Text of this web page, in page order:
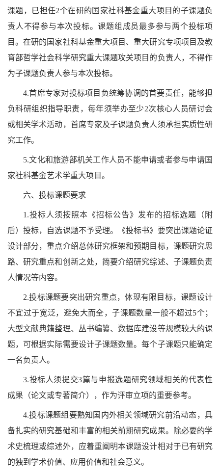
课题，已担任2个在研的国家社科基金重大项目的子课题负
责人不得参与本次投标。课题组成员最多参与两个投标项
目。在研的国家社科基金重大项目、重大研究专项项目及教
育部哲学社会科学研究重大课题攻关项目的负责人，不得作
为子课题负责人参与本次投标。
4.首席专家对投标项目负统筹协调的首要责任，能够担
负科研组织指导职责，每年须举办至少2次核心人员研讨会
或相关学术活动，首席专家及子课题负责人须承担实质性研
究工作。
5.文化和旅游部机关工作人员不能申请或者参与申请国
家社科基金艺术学重大项目。
六、投标课题要求
1.投标人须按照本《招标公告》发布的招标选题（附
后）投标，自选课题不予受理。《投标书》要突出课题论证
设计部分，重点介绍总体研究框架和预期目标，课题研究思
路、研究重点和创新之处，简要介绍研究综述、子课题负责
人情况等内容。
2.投标课题要突出研究重点，体现有限目标，课题设计
不宜过于宽泛，避免大而全，子课题数量一般不超过5个；
大型文献典籍整理、丛书编纂、数据库建设等规模较大的课
题，可根据实际需要设计子课题数量。每个子课题只能确定
一名负责人。
3.投标人须提交3篇与申报选题研究领域相关的代表性
成果（论文或专著简介），作为评审立项的重要参考。
4.投标课题组要熟知国内外相关领域研究前沿动态，具
备扎实的研究基础和丰富的相关前期研究成果。除必要的学
术史梳理或综述外，应着重阐明本课题设计相对于已有研究
的独到学术价值、应用价值和社会意义。